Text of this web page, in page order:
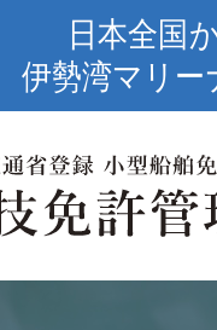
日本全国
伊勢湾マリ